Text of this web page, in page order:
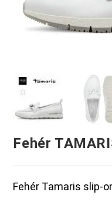
Fehér
Fehér Tamaris slip-